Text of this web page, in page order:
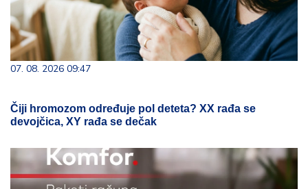
07. 08. 2026 09:47
Čiji hromozom određuje pol deteta? XX rađa se
devojčica, XY rađa se dečak